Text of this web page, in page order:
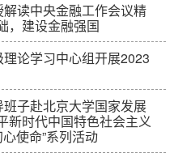
读中央金融工作会议精
，建设金融强国
论学习中心组开展2023
子赴北京大学国家发展
时代中国特色社会主义
使命”系列活动